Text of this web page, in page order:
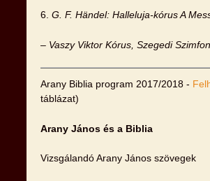
6. G . F. Händel: Halleluja-kórus A
– Vaszy Viktor Kórus, Szegedi
Arany Biblia program 2017/2018 -
táblázat)
Arany János és a Biblia
Vizsgálandó Arany János szövegek